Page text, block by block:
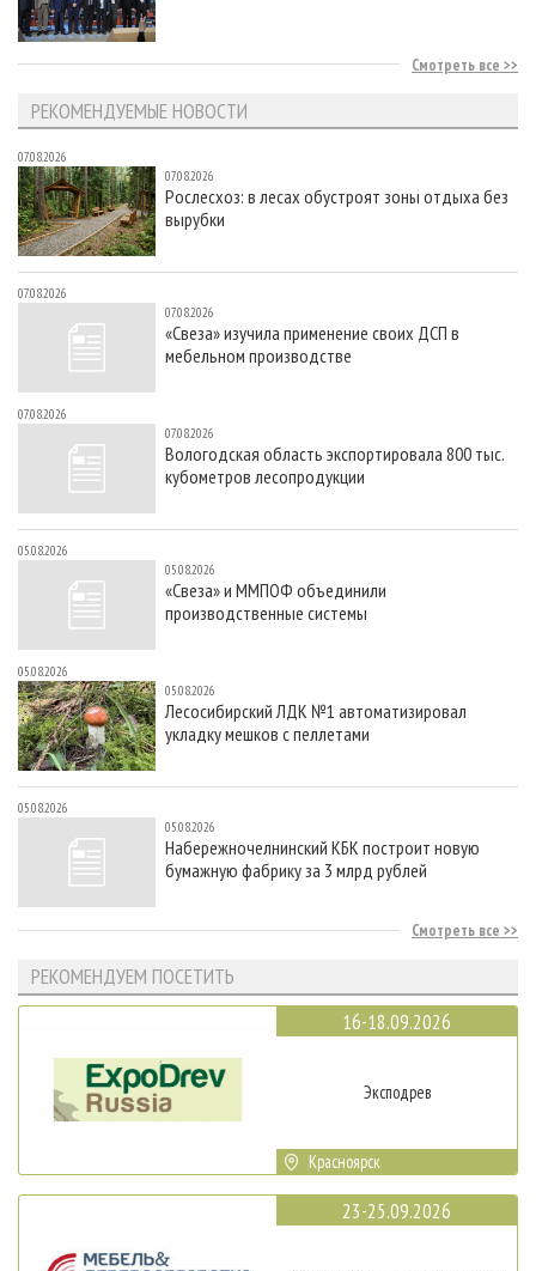
Смотреть все
РЕКОМЕНДУЕМЫЕ НОВОСТИ
07.08.2026
07.08.2026
Рослесхоз: в лесах обустроят зоны отдыха без
вырубки
07.08.2026
07.08.2026
«Свеза» изучила применение своих ДСП в
мебельном производстве
07.08.2026
07.08.2026
Вологодская область экспортировала 800 тыс.
кубометров лесопродукции
05.08.2026
05.08.2026
«Свеза» и ММПОФ объединили
производственные системы
05.08.2026
05.08.2026
Лесосибирский ЛДК №1 автоматизировал
укладку мешков с пеллетами
05.08.2026
05.08.2026
Набережночелнинский КБК построит новую
бумажную фабрику за 3 млрд рублей
Смотреть все
РЕКОМЕНДУЕМ ПОСЕТИТЬ
16-18.09.2026
Эксподрев
Красноярск
23-25.09.2026